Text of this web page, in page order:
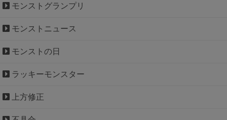
モンストグランプリ
モンストニュース
モンストの日
ラッキーモンスター
上方修正